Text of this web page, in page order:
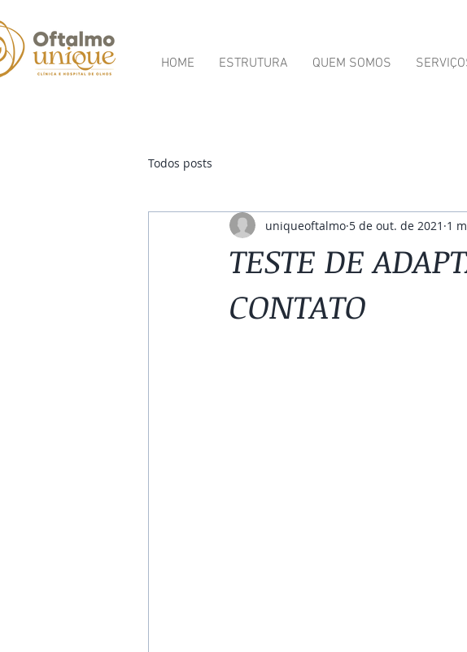
HOME ESTRUTURA QUEM SOMOS
Todos posts
TESTE DE
CONTATO
uniqueoftalmo 5 de out. de 2021 1